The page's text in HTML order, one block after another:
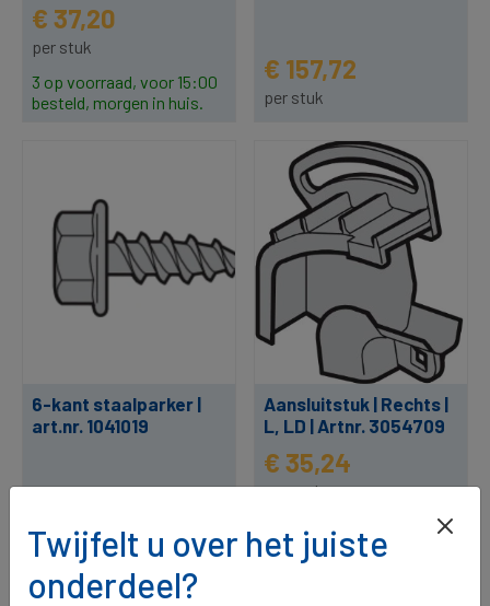
€ 37,20
per stuk
3 op voorraad, voor 15:00
besteld, morgen in huis.
€ 157,72
per stuk
6-kant staalparker |
art.nr. 1041019
per stuk
Aansluitstuk | Rechts |
L, LD | Artnr. 3054709
€ 35,24
per stuk
2 op voorraad, voor 15:00
besteld, morgen in huis.
Twijfelt u over het juiste
onderdeel?